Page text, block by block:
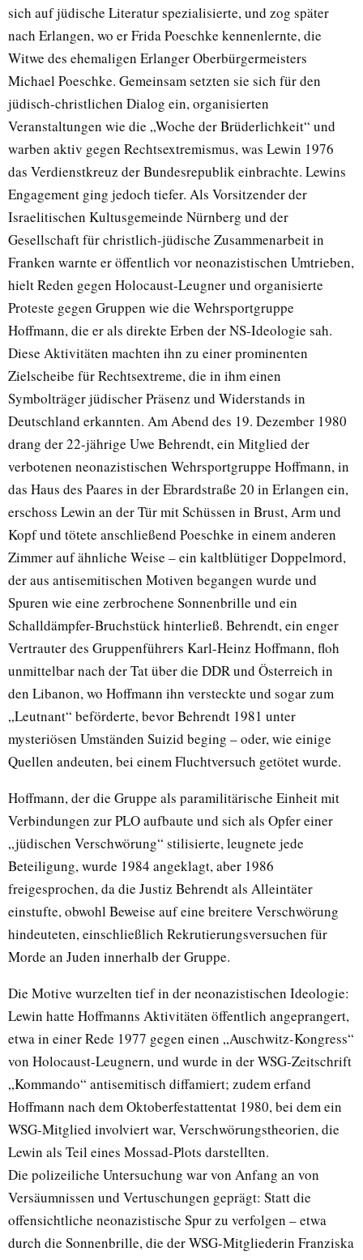
sich auf jüdische Literatur spezialisierte, und zog später
nach Erlangen, wo er Frida Poeschke kennenlernte, die
Witwe des ehemaligen Erlanger Oberbürgermeisters
Michael Poeschke. Gemeinsam setzten sie sich für den
jüdisch-christlichen Dialog ein, organisierten
Veranstaltungen wie die „Woche der Brüderlichkeit“ und
warben aktiv gegen Rechtsextremismus, was Lewin 1976
das Verdienstkreuz der Bundesrepublik einbrachte. Lewins
Engagement ging jedoch tiefer. Als Vorsitzender der
Israelitischen Kultusgemeinde Nürnberg und der
Gesellschaft für christlich-jüdische Zusammenarbeit in
Franken warnte er öffentlich vor neonazistischen Umtrieben,
hielt Reden gegen Holocaust-Leugner und organisierte
Proteste gegen Gruppen wie die Wehrsportgruppe
Hoffmann, die er als direkte Erben der NS-Ideologie sah.
Diese Aktivitäten machten ihn zu einer prominenten
Zielscheibe für Rechtsextreme, die in ihm einen
Symbolträger jüdischer Präsenz und Widerstands in
Deutschland erkannten. Am Abend des 19. Dezember 1980
drang der 22-jährige Uwe Behrendt, ein Mitglied der
verbotenen neonazistischen Wehrsportgruppe Hoffmann, in
das Haus des Paares in der Ebrardstraße 20 in Erlangen ein,
erschoss Lewin an der Tür mit Schüssen in Brust, Arm und
Kopf und tötete anschließend Poeschke in einem anderen
Zimmer auf ähnliche Weise – ein kaltblütiger Doppelmord,
der aus antisemitischen Motiven begangen wurde und
Spuren wie eine zerbrochene Sonnenbrille und ein
Schalldämpfer-Bruchstück hinterließ. Behrendt, ein enger
Vertrauter des Gruppenführers Karl-Heinz Hoffmann, floh
unmittelbar nach der Tat über die DDR und Österreich in
den Libanon, wo Hoffmann ihn versteckte und sogar zum
„Leutnant“ beförderte, bevor Behrendt 1981 unter
mysteriösen Umständen Suizid beging – oder, wie einige
Quellen andeuten, bei einem Fluchtversuch getötet wurde.
Hoffmann, der die Gruppe als paramilitärische Einheit mit
Verbindungen zur PLO aufbaute und sich als Opfer einer
„jüdischen Verschwörung“ stilisierte, leugnete jede
Beteiligung, wurde 1984 angeklagt, aber 1986
freigesprochen, da die Justiz Behrendt als Alleintäter
einstufte, obwohl Beweise auf eine breitere Verschwörung
hindeuteten, einschließlich Rekrutierungsversuchen für
Morde an Juden innerhalb der Gruppe.
Die Motive wurzelten tief in der neonazistischen Ideologie:
Lewin hatte Hoffmanns Aktivitäten öffentlich angeprangert,
etwa in einer Rede 1977 gegen einen „Auschwitz-Kongress“
von Holocaust-Leugnern, und wurde in der WSG-Zeitschrift
„Kommando“ antisemitisch diffamiert; zudem erfand
Hoffmann nach dem Oktoberfestattentat 1980, bei dem ein
WSG-Mitglied involviert war, Verschwörungstheorien, die
Lewin als Teil eines Mossad-Plots darstellten.
Die polizeiliche Untersuchung war von Anfang an von
Versäumnissen und Vertuschungen geprägt: Statt die
offensichtliche neonazistische Spur zu verfolgen – etwa
durch die Sonnenbrille, die der WSG-Mitgliederin Franziska